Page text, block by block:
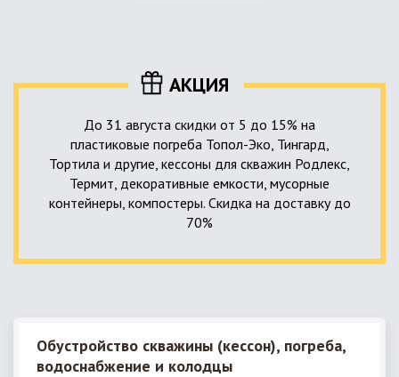
до выгребной ямы, септика или станции ГБО.
АКЦИЯ
До 31 августа скидки от 5 до 15% на
пластиковые погреба Топол-Эко, Тингард,
Тортила и другие, кессоны для скважин Родлекс,
Термит, декоративные емкости, мусорные
контейнеры, компостеры. Скидка на доставку до
70%
Обустройство скважины (кессон), погреба,
водоснабжение и колодцы